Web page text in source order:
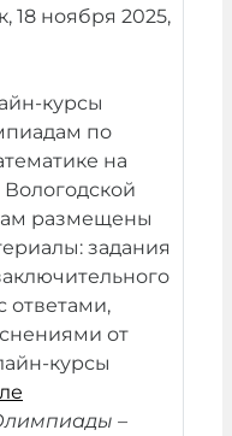
18 ноября 2025,
курсы
по
на
размещены
задания
ответами,
от
курсы
–